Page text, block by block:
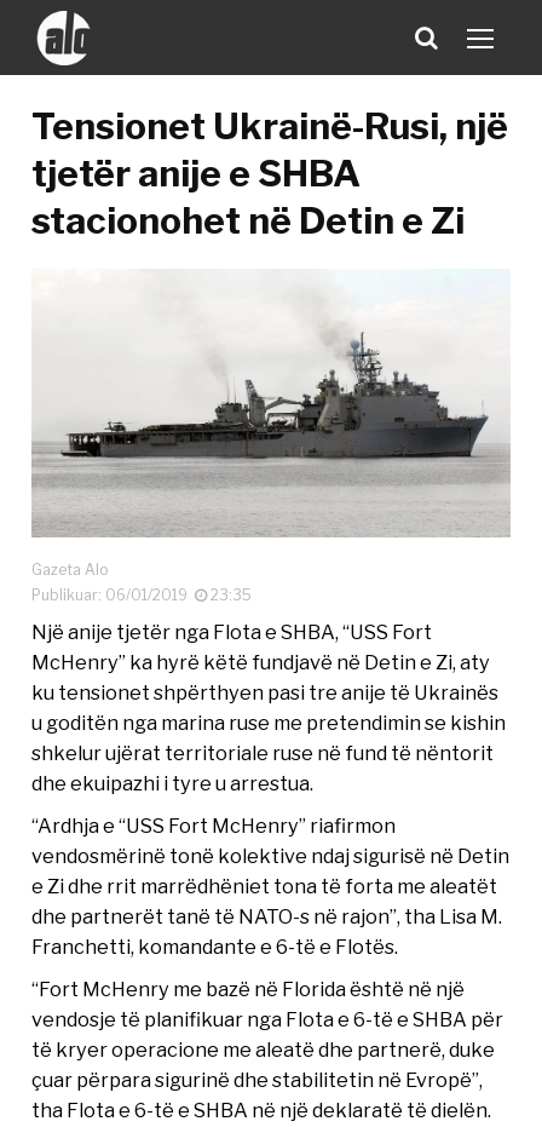
Tensionet Ukrainë-Rusi, një
tjetër anije e SHBA
stacionohet në Detin e Zi
Gazeta Alo
Publikuar: 06/01/2019
23:35
Një anije tjetër nga Flota e SHBA, “USS Fort
McHenry” ka hyrë këtë fundjavë në Detin e Zi, aty
ku tensionet shpërthyen pasi tre anije të Ukrainës
u goditën nga marina ruse me pretendimin se kishin
shkelur ujërat territoriale ruse në fund të nëntorit
dhe ekuipazhi i tyre u arrestua.
“Ardhja e “USS Fort McHenry” riafirmon
vendosmërinë tonë kolektive ndaj sigurisë në Detin
e Zi dhe rrit marrëdhëniet tona të forta me aleatët
dhe partnerët tanë të NATO-s në rajon”, tha Lisa M.
Franchetti, komandante e 6-të e Flotës.
“Fort McHenry me bazë në Florida është në një
vendosje të planifikuar nga Flota e 6-të e SHBA për
të kryer operacione me aleatë dhe partnerë, duke
çuar përpara sigurinë dhe stabilitetin në Evropë”,
tha Flota e 6-të e SHBA në një deklaratë të dielën.